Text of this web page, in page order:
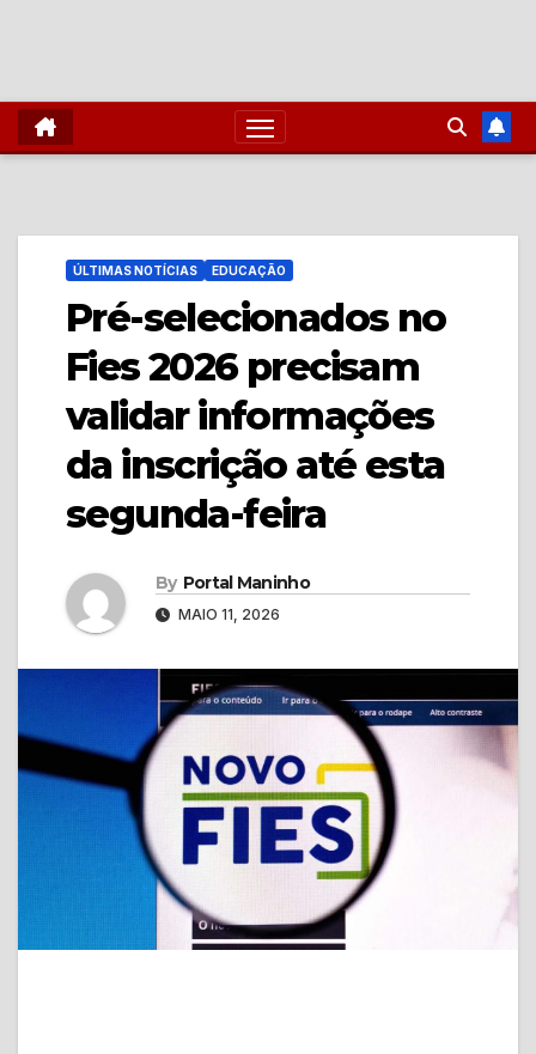
ÚLTIMAS NOTÍCIAS EDUCAÇÃO
Pré-selecionados no
Fies 2026 precisam
validar informações
da inscrição até esta
segunda-feira
By Portal Maninho
MAIO 11, 2026